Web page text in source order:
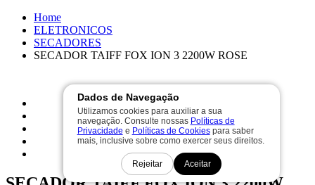
Home
ELETRONICOS
SECADORES
SECADOR TAIFF FOX ION 3 2200W ROSE
Dados de Navegação
Utilizamos cookies para auxiliar a sua
navegação. Consulte nossas Políticas de
Privacidade e Políticas de Cookiespara saber
mais, inclusive sobre como exercer seus direitos.
Rejeitar Aceitar